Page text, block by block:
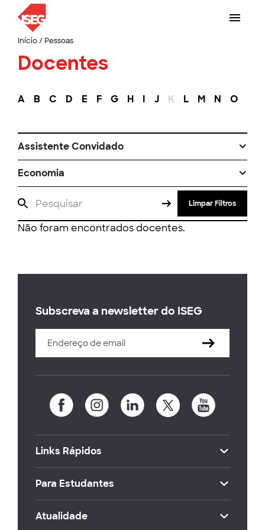
Início/ Pessoas
Docentes
A B C D E F G H I J K L M N O
Assistente Convidado
Economia
Limpar Filtros
Não foram encontrados docentes.
Subscreva a newsletter do ISEG
Links Rápidos
Para Estudantes
Atualidade